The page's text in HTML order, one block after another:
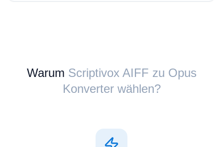
Warum Scriptivox ⁦AIFF⁩ zu ⁦Opus⁩
Konverter wählen?